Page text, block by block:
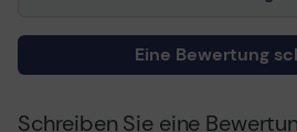
Eine Bewertung
Schreiben Sie eine